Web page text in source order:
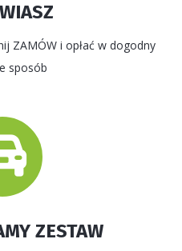
ZAMÓW i opłać w dogodny
sposób
ZESTAW